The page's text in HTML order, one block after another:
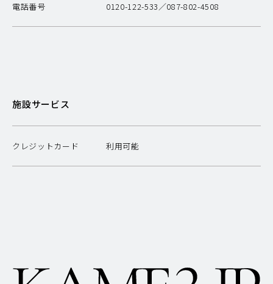
電話番号 0120-122-533／087-802-4508
施設サービス
クレジットカード 利用可能